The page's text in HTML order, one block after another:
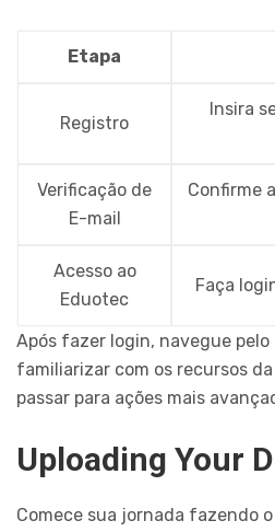
Etapa
Registro
Insira
Verificação de
E-mail
Confirme
Acesso ao
Eduotec
Faça
Após fazer login, navegue pelo
familiarizar com os recursos
passar para ações mais
Uploading Your
Comece sua jornada fazendo